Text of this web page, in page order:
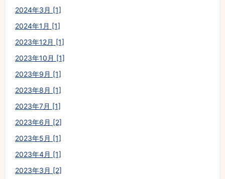
2024年3月 [1]
2024年1月 [1]
2023年12月 [1]
2023年10月 [1]
2023年9月 [1]
2023年8月 [1]
2023年7月 [1]
2023年6月 [2]
2023年5月 [1]
2023年4月 [1]
2023年3月 [2]